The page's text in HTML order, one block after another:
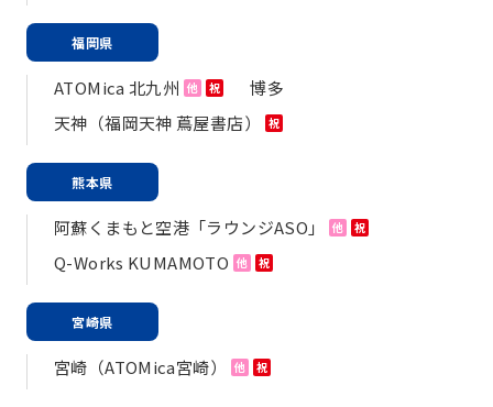
福岡県
ATOMica 北九州 他 祝
博多
天神（福岡天神 蔦屋書店）
祝
熊本県
阿蘇くまもと空港「ラウンジASO」 他 祝
Q-Works KUMAMOTO 他 祝
宮崎県
宮崎（ATOMica宮崎） 他 祝